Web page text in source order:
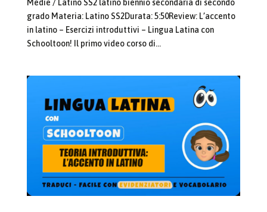
Medie / Latino SS2 latino biennio secondaria di secondo
grado Materia: Latino SS2Durata: 5:50Review: L’accento
in latino – Esercizi introduttivi – Lingua Latina con
Schooltoon! Il primo video corso di...